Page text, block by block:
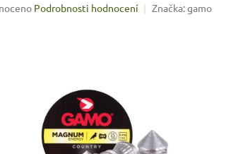
Podrobnosti hodnocení Značka:gamo